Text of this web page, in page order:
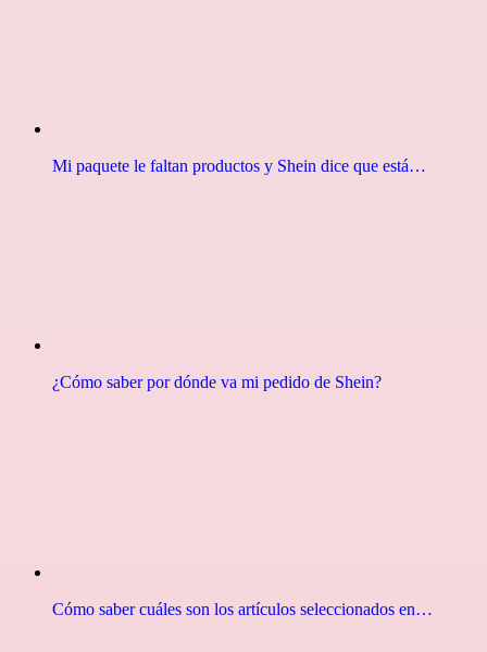
Mi paquete le faltan productos y Shein dice que está…
¿Cómo saber por dónde va mi pedido de Shein?
Cómo saber cuáles son los artículos seleccionados en…